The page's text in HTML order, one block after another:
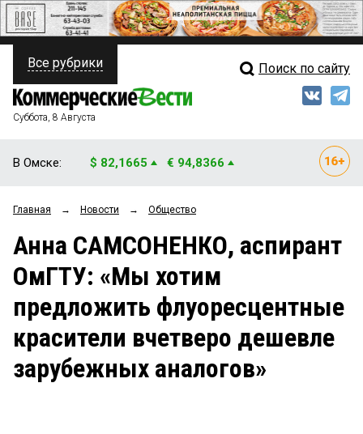
ПОЛИТИКА
ФИНАНСЫ
ОБЩЕСТВО
ЗАКОН
СТИЛЬ ЖИЗНИ
Свежий выпуск
Рейтинги
Блоги
Архив
Все рубрики Поиск по сайту
Суббота, 8 Августа
В Омске: $ 82,1665 € 94,8366
Главная → Новости → Общество
Анна САМСОНЕНКО, аспирант
ОмГТУ: «Мы хотим
предложить флуоресцентные
красители вчетверо дешевле
зарубежных аналогов»